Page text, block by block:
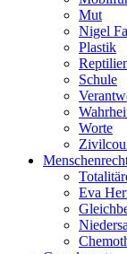
Mut
Nigel
Plastik
Schule
Worte
Eva